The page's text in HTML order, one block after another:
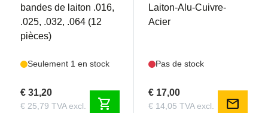
bandes de laiton .016,
.025, .032, .064 (12
pièces)
Seulement 1 en stock
€ 31,20
€ 25,79 TVA excl. shopping_cart
Laiton-Alu-Cuivre-
Acier
Pas de stock
€ 17,00
€ 14,05 TVA excl. mail